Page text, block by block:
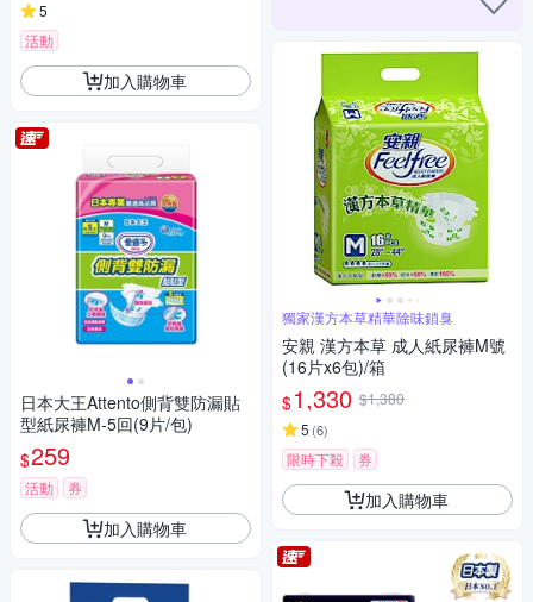
5
活動
加入購物車
日本大王Attento側背雙防漏貼
型紙尿褲M-5回(9片/包)
$259
活動 券
加入購物車
獨家漢方本草精華除味鎖臭
安親 漢方本草 成人紙尿褲M號
(16片x6包)/箱
$1,330 $1,380
5 (6)
限時下殺 券
加入購物車